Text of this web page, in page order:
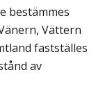
bestämmes
Vättern
fastställes
av